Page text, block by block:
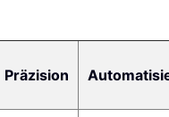
Präzision